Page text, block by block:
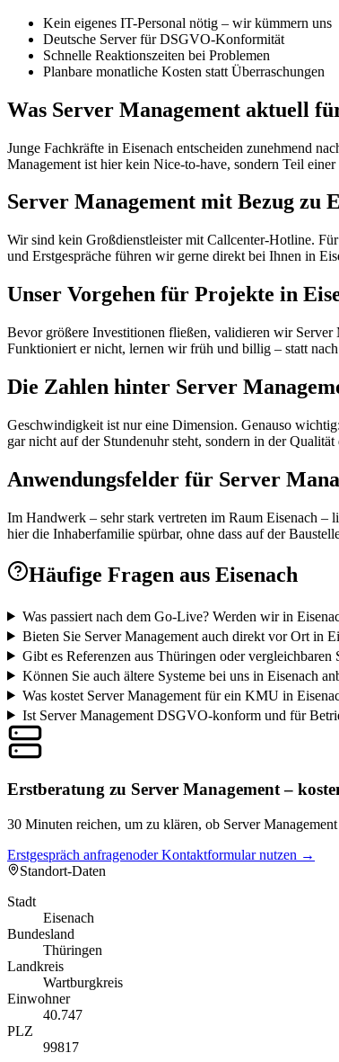
Kein eigenes IT-Personal nötig – wir kümmern uns
Deutsche Server für DSGVO-Konformität
Schnelle Reaktionszeiten bei Problemen
Planbare monatliche Kosten statt Überraschungen
Was Server Management aktuell
Junge Fachkräfte in Eisenach entscheiden zunehmend
Management ist hier kein Nice-to-have, sondern Teil
Server Management mit Bezug zu
Wir sind kein Großdienstleister mit Callcenter-Hotline.
und Erstgespräche führen wir gerne direkt bei Ihnen in
Unser Vorgehen für Projekte in
Bevor größere Investitionen fließen, validieren wir Server
Funktioniert er nicht, lernen wir früh und billig – statt
Die Zahlen hinter Server
Geschwindigkeit ist nur eine Dimension. Genauso
gar nicht auf der Stundenuhr steht, sondern in der
Anwendungsfelder für Server
Im Handwerk – sehr stark vertreten im Raum Eisenach –
hier die Inhaberfamilie spürbar, ohne dass auf der
Häufige Fragen aus Eisenach
Was passiert nach dem Go-Live? Werden wir in
Bieten Sie Server Management auch direkt vor Ort in
Gibt es Referenzen aus Thüringen oder vergleichbaren
Können Sie auch ältere Systeme bei uns in Eisenach
Was kostet Server Management für ein KMU in
Ist Server Management DSGVO-konform und für
Erstberatung zu Server Management –
30 Minuten reichen, um zu klären, ob Server
Erstgespräch anfragenoder Kontaktformular nutzen →
Standort-Daten
Stadt
Eisenach
Bundesland
Thüringen
Landkreis
Wartburgkreis
Einwohner
40.747
PLZ
99817